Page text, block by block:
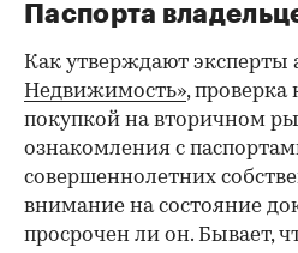
Паспорта
Как утверждают эксперты
Недвижимость», проверка
покупкой на вторичном
ознакомления с
совершеннолетних
внимание на состояние
просрочен ли он. Бывает,